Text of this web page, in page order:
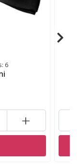
6
+